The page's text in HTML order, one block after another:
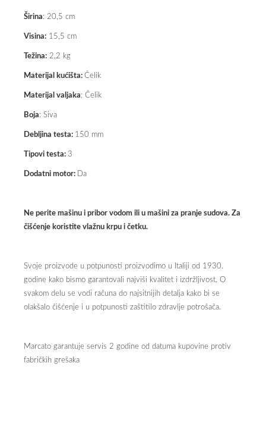
Širina: 20,5 cm
Visina: 15,5 cm
Težina: 2,2 kg
Materijal kućišta: Čelik
Materijal valjaka: Čelik
Boja: Siva
Debljina testa: 150 mm
Tipovi testa: 3
Dodatni motor: Da
Ne perite mašinu i pribor vodom ili u mašini za pranje sudova. Za
čišćenje koristite vlažnu krpu i četku.
Svoje proizvode u potpunosti proizvodimo u Italiji od 1930.
godine kako bismo garantovali najviši kvalitet i izdržljivost. O
svakom delu se vodi računa do najsitnijih detalja kako bi se
olakšalo čišćenje i u potpunosti zaštitilo zdravlje potrošača.
Marcato garantuje servis 2 godine od datuma kupovine protiv
fabričkih grešaka